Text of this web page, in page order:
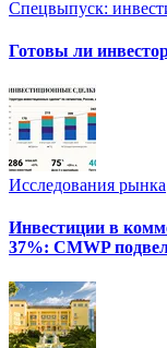
Спецвыпуск:
Готовы ли
Исследования рынка
Инвестиции в
37%: CMWP